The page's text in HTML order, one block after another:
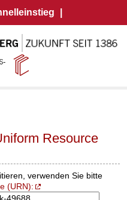
Resource
verwenden Sie bitte
(URN):